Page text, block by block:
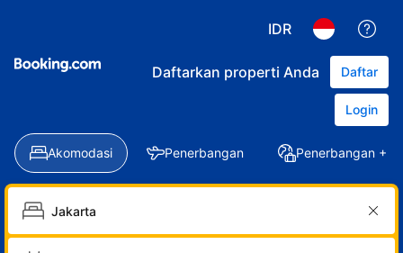
IDR
Daftarkan properti Anda Daftar
Login
Akomodasi Penerbangan Penerbangan +